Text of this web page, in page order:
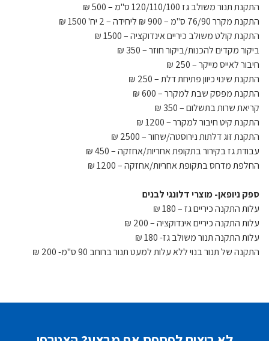
התקנת תנור משולב גז 120/110/100 ס"מ – 500 ₪
התקנת מקרר 76/90 ס"מ – 900 ₪ ליחידה – 2 יח' 1500 ₪
התקנת קולט משולב כיריים אינדוקציה – 1500 ₪
ביקור מקדים להכנות/ביקור חוזר – 350 ₪
חיבור לאייס מייקר – 250 ₪
התקנת שינוי כיוון פתיחת דלת – 250 ₪
התקנת מפסק שבת למקרר – 600 ₪
קריאת שרות בתשלום – 350 ₪
התקנת קיט חיבור למקרר – 1200 ₪
התקנת זוג דלתות נירוסטה/שחור – 2500 ₪
עבודת גז בקירור בתקופת אחריות/אחזקה – 450 ₪
החלפת מדחס בתקופת אחריות/אחזקה – 1200 ₪
ספק ניופאן- מוצרי דלונגי לבנים
עלות התקנה כיריים גז – 180 ₪
עלות התקנה כיריים אינדוקציה – 200 ₪
עלות התקנה תנור משולב גז- 180 ₪
התקנה של תנור בנוי ללא עלות למעט תנור ברוחב 90 ס"מ- 200 ₪